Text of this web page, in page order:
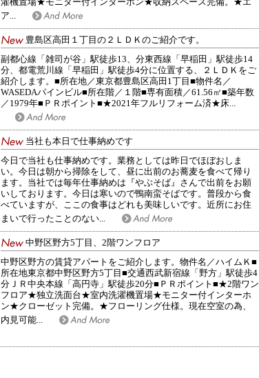
濯機置場★モニター付インターホン★収納スペース完備。★エ
ア...
豊島区高田１丁目の２ＬＤＫのご紹介です。
副都心線「雑司が谷」駅徒歩13、分東西線「早稲田」駅徒歩14
分、都電荒川線「早稲田」駅徒歩4分に位置する、２ＬＤＫをご
紹介します。■所在地／東京都豊島区高田1丁目■物件名／
WASEDAパインビル■所在階／１階■専有面積／61.56㎡■築年数
／1979年■ＰＲポイント■★2021年フルリフォーム済★床...
当社も本日で仕事納めです
今日で当社も仕事納めです。業務としては昨日でほぼおしま
い。今日は朝から掃除をして、昼に出前のお蕎麦を食べて帰り
ます。当社では毎年仕事納めは『やぶそば』さんで出前をお願
いしております。今日は寒いので鴨南蛮そばです。普段から食
べていますが、ここの食事はどれも美味しいです。近所にお住
まいで行ったことのない...
中野区野方5丁目、2階ワンフロア
中野区野方の賃貸アパートをご紹介します。物件名／ハイムＫ■
所在地東京都中野区野方5丁目■交通西武新宿線「野方」駅徒歩4
分ＪＲ中央本線「高円寺」駅徒歩20分■ＰＲポイント■★2階ワン
フロア★独立洗面台★室内洗濯機置場★モニター付インターホ
ン★クローゼット完備。★フローリング仕様。現在空室の為、
内見可能...